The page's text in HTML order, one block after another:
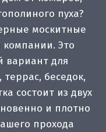
пуха?
москитные
Это
вариант для
беседок,
состоит из двух
и плотно
прохода